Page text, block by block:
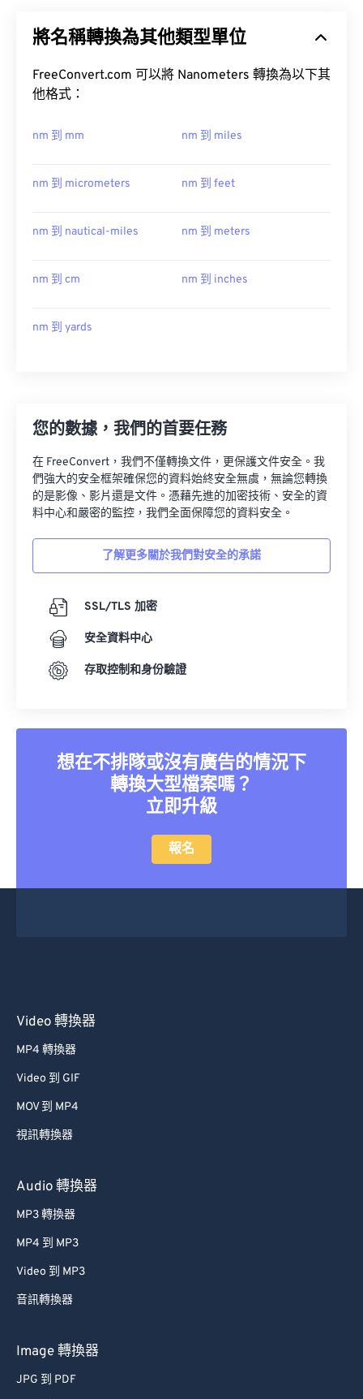
將名稱轉換為其他類型單位
FreeConvert.com 可以將 Nanometers 轉換為以下其
他格式：
nm 到 mm nm 到 miles
nm 到 micrometers nm 到 feet
nm 到 nautical-miles nm 到 meters
nm 到 cm nm 到 inches
nm 到 yards
您的數據，我們的首要任務
在 FreeConvert，我們不僅轉換文件，更保護文件安全。我
們強大的安全框架確保您的資料始終安全無虞，無論您轉換
的是影像、影片還是文件。憑藉先進的加密技術、安全的資
料中心和嚴密的監控，我們全面保障您的資料安全。
了解更多關於我們對安全的承諾
SSL/TLS 加密
安全資料中心
存取控制和身份驗證
想在不排隊或沒有廣告的情況下
轉換大型檔案嗎？
立即升級
報名
Video 轉換器
MP4 轉換器
Video 到 GIF
MOV 到 MP4
視訊轉換器
Audio 轉換器
MP3 轉換器
MP4 到 MP3
Video 到 MP3
音訊轉換器
Image 轉換器
JPG 到 PDF